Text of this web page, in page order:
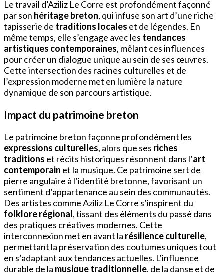
Le travail d’Aziliz Le Corre est profondément façonné
par son héritage breton, qui infuse son art d’une riche
tapisserie de traditions locales et de légendes. En
même temps, elle s’engage avec les tendances
artistiques contemporaines, mêlant ces influences
pour créer un dialogue unique au sein de ses œuvres.
Cette intersection des racines culturelles et de
l’expression moderne met en lumière la nature
dynamique de son parcours artistique.
Impact du patrimoine breton
Le patrimoine breton façonne profondément les
expressions culturelles, alors que ses riches
traditions et récits historiques résonnent dans l’art
contemporain et la musique. Ce patrimoine sert de
pierre angulaire à l’identité bretonne, favorisant un
sentiment d’appartenance au sein des communautés.
Des artistes comme Aziliz Le Corre s’inspirent du
folklore régional, tissant des éléments du passé dans
des pratiques créatives modernes. Cette
interconnexion met en avant la résilience culturelle,
permettant la préservation des coutumes uniques tout
en s’adaptant aux tendances actuelles. L’influence
durable de la musique traditionnelle, de la danse et de